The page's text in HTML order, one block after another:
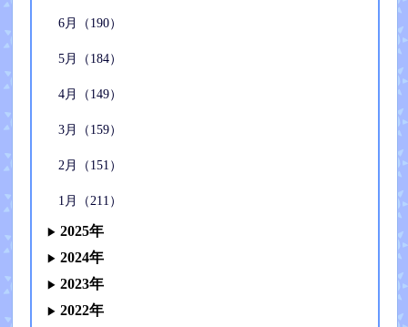
6月（190）
5月（184）
4月（149）
3月（159）
2月（151）
1月（211）
2025年
2024年
2023年
2022年